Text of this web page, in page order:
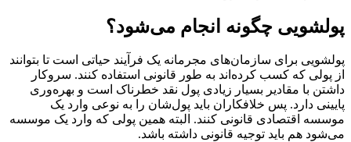
پولشویی چگونه انجام می‌شود؟
پولشویی برای سازمان‌های مجرمانه یک فرآیند حیاتی است تا بتوانند
از پولی که کسب کرده‌اند به طور قانونی استفاده کنند. سروکار
داشتن با مقادیر بسیار زیادی پول نقد خطرناک است و بهره‌وری
پایینی دارد. پس خلافکاران باید پول‌شان را به نوعی وارد یک
موسسه اقتصادی قانونی کنند. البته همین پولی که وارد یک موسسه
می‌شود هم باید توجیه قانونی داشته باشد.